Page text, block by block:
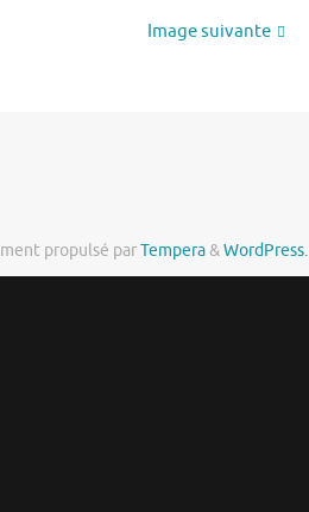
Image suivante
propulsé parTempera&WordPress.